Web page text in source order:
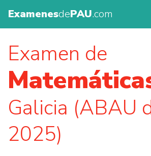
ExamenesdePAU.com
Examen de
Galicia (ABAU
2025)